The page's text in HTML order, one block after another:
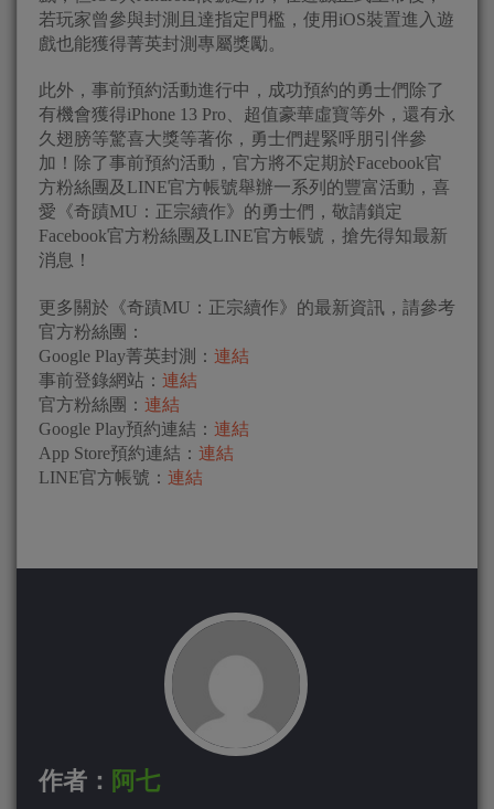
若玩家曾參與封測且達指定門檻，使用iOS裝置進入遊
戲也能獲得菁英封測專屬獎勵。
此外，事前預約活動進行中，成功預約的勇士們除了
有機會獲得iPhone 13 Pro、超值豪華虛寶等外，還有永
久翅膀等驚喜大獎等著你，勇士們趕緊呼朋引伴參
加！除了事前預約活動，官方將不定期於Facebook官
方粉絲團及LINE官方帳號舉辦一系列的豐富活動，喜
愛《奇蹟MU：正宗續作》的勇士們，敬請鎖定
Facebook官方粉絲團及LINE官方帳號，搶先得知最新
消息！
更多關於《奇蹟MU：正宗續作》的最新資訊，請參考
官方粉絲團：
Google Play菁英封測： 連結
事前登錄網站： 連結
官方粉絲團： 連結
Google Play預約連結： 連結
App Store預約連結： 連結
LINE官方帳號： 連結
作者： 阿七